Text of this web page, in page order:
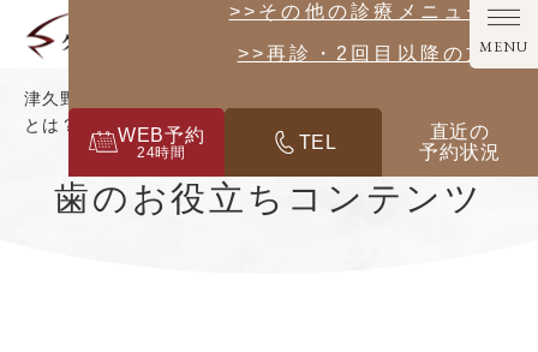
津久野の歯医者「クレモト歯科診療所」｜インプラント治療
とは？費用・流れ・メリットを歯科医師が解説【堺市・津久
歯のお役立ちコンテンツ
MENU
WEB予約
24時間
TEL
直近の
予約状況
>>その他の診療メニューは
>>再診・2回目以降の方は